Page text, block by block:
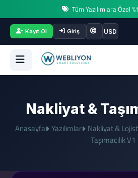
Tüm Yazılımlara Özel
Kayıt Ol Giriş USD
Nakliyat &
Anasayfa Yazılımlar Nakliyat &
Taşımacılık V1